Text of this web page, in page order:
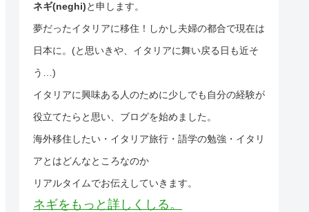
ネギ(neghi)と申します。
夢だったイタリアに移住！しかし夫婦の都合で現在は
日本に。(と思いきや、イタリアに舞い戻る日も近そ
う…)
イタリアに興味ある人のために少しでも自分の経験が
役立てたらと思い、ブログを始めました。
海外移住したい・イタリア旅行・語学の勉強・イタリ
アとはどんなところなのか
リアルタイムでお伝えしていきます。
ネギをもっと詳しくしる。